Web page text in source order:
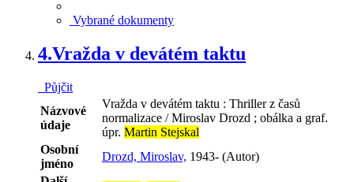
Vybrané dokumenty
4.Vražda v devátém taktu
Půjčit
Názvové
údaje
Vražda v devátém taktu : Thriller z časů
normalizace / Miroslav Drozd ; obálka a graf.
úpr. Martin Stejskal
Osobní
jméno
Drozd, Miroslav, 1943- (Autor)